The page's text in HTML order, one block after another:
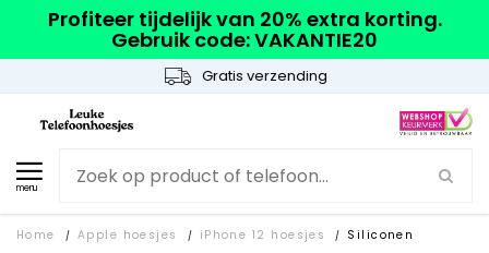
Profiteer tijdelijk van 20% extra korting.
Gebruik code: VAKANTIE20
Gratis verzending
menu
Home / Apple hoesjes / iPhone 12 hoesjes /
Siliconen